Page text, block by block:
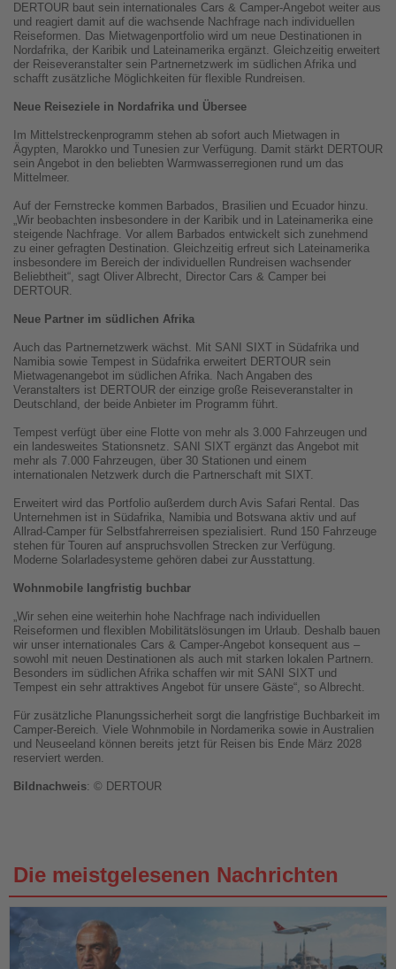
DERTOUR baut sein internationales Cars & Camper-Angebot weiter aus
und reagiert damit auf die wachsende Nachfrage nach individuellen
Reiseformen. Das Mietwagenportfolio wird um neue Destinationen in
Nordafrika, der Karibik und Lateinamerika ergänzt. Gleichzeitig erweitert
der Reiseveranstalter sein Partnernetzwerk im südlichen Afrika und
schafft zusätzliche Möglichkeiten für flexible Rundreisen.
Neue Reiseziele in Nordafrika und Übersee
Im Mittelstreckenprogramm stehen ab sofort auch Mietwagen in
Ägypten, Marokko und Tunesien zur Verfügung. Damit stärkt DERTOUR
sein Angebot in den beliebten Warmwasserregionen rund um das
Mittelmeer.
Auf der Fernstrecke kommen Barbados, Brasilien und Ecuador hinzu.
„Wir beobachten insbesondere in der Karibik und in Lateinamerika eine
steigende Nachfrage. Vor allem Barbados entwickelt sich zunehmend
zu einer gefragten Destination. Gleichzeitig erfreut sich Lateinamerika
insbesondere im Bereich der individuellen Rundreisen wachsender
Beliebtheit“, sagt Oliver Albrecht, Director Cars & Camper bei
DERTOUR.
Neue Partner im südlichen Afrika
Auch das Partnernetzwerk wächst. Mit SANI SIXT in Südafrika und
Namibia sowie Tempest in Südafrika erweitert DERTOUR sein
Mietwagenangebot im südlichen Afrika. Nach Angaben des
Veranstalters ist DERTOUR der einzige große Reiseveranstalter in
Deutschland, der beide Anbieter im Programm führt.
Tempest verfügt über eine Flotte von mehr als 3.000 Fahrzeugen und
ein landesweites Stationsnetz. SANI SIXT ergänzt das Angebot mit
mehr als 7.000 Fahrzeugen, über 30 Stationen und einem
internationalen Netzwerk durch die Partnerschaft mit SIXT.
Erweitert wird das Portfolio außerdem durch Avis Safari Rental. Das
Unternehmen ist in Südafrika, Namibia und Botswana aktiv und auf
Allrad-Camper für Selbstfahrerreisen spezialisiert. Rund 150 Fahrzeuge
stehen für Touren auf anspruchsvollen Strecken zur Verfügung.
Moderne Solarladesysteme gehören dabei zur Ausstattung.
Wohnmobile langfristig buchbar
„Wir sehen eine weiterhin hohe Nachfrage nach individuellen
Reiseformen und flexiblen Mobilitätslösungen im Urlaub. Deshalb bauen
wir unser internationales Cars & Camper-Angebot konsequent aus –
sowohl mit neuen Destinationen als auch mit starken lokalen Partnern.
Besonders im südlichen Afrika schaffen wir mit SANI SIXT und
Tempest ein sehr attraktives Angebot für unsere Gäste“, so Albrecht.
Für zusätzliche Planungssicherheit sorgt die langfristige Buchbarkeit im
Camper-Bereich. Viele Wohnmobile in Nordamerika sowie in Australien
und Neuseeland können bereits jetzt für Reisen bis Ende März 2028
reserviert werden.
Bildnachweis: © DERTOUR
Die meistgelesenen Nachrichten